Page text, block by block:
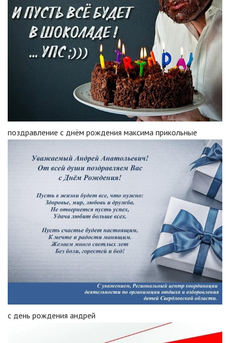
поздравление с днём рождения максима прикольные
с день рождения андрей